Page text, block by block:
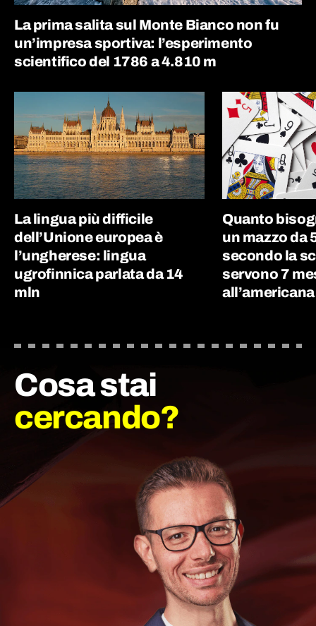
La prima salita sul Monte Bianco non fu
un’impresa sportiva: l’esperimento
scientifico del 1786 a 4.810 m
La lingua più difficile
dell’Unione europea è
l’ungherese: lingua
ugrofinnica parlata da 14
mln
Quanto
un mazzo da
secondo la
servono 7
all’americana
Cosa stai
cercando?